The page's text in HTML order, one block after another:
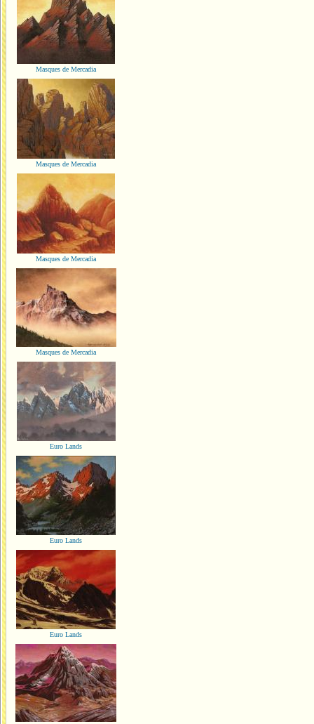
Masques de Mercadia
Masques de Mercadia
Masques de Mercadia
Masques de Mercadia
Euro Lands
Euro Lands
Euro Lands